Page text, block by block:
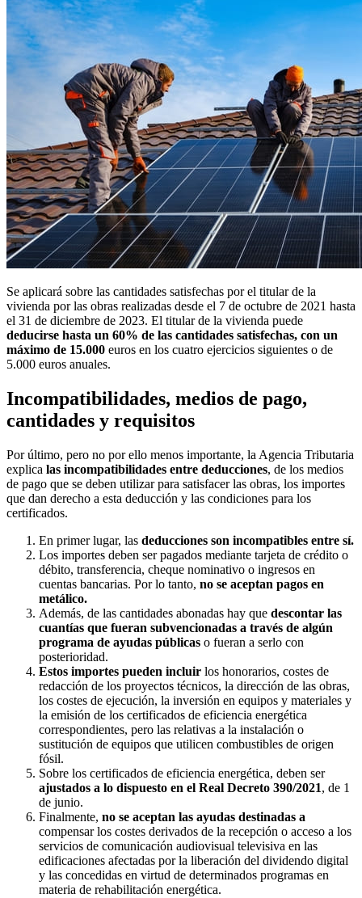
Se aplicará sobre las cantidades satisfechas por el titular de la
vivienda por las obras realizadas desde el 7 de octubre de 2021 hasta
el 31 de diciembre de 2023. El titular de la vivienda puede
deducirse hasta un 60% de las cantidades satisfechas, con un
máximo de 15.000 euros en los cuatro ejercicios siguientes o de
5.000 euros anuales.
Incompatibilidades, medios de pago,
cantidades y requisitos
Por último, pero no por ello menos importante, la Agencia Tributaria
explica las incompatibilidades entre deducciones, de los medios
de pago que se deben utilizar para satisfacer las obras, los importes
que dan derecho a esta deducción y las condiciones para los
certificados.
En primer lugar, las deducciones son incompatibles entre sí.
Los importes deben ser pagados mediante tarjeta de crédito o
débito, transferencia, cheque nominativo o ingresos en
cuentas bancarias. Por lo tanto, no se aceptan pagos en
metálico.
Además, de las cantidades abonadas hay que descontar las
cuantías que fueran subvencionadas a través de algún
programa de ayudas públicas o fueran a serlo con
posterioridad.
Estos importes pueden incluir los honorarios, costes de
redacción de los proyectos técnicos, la dirección de las obras,
los costes de ejecución, la inversión en equipos y materiales y
la emisión de los certificados de eficiencia energética
correspondientes, pero las relativas a la instalación o
sustitución de equipos que utilicen combustibles de origen
fósil.
Sobre los certificados de eficiencia energética, deben ser
ajustados a lo dispuesto en el Real Decreto 390/2021, de 1
de junio.
Finalmente, no se aceptan las ayudas destinadas a
compensar los costes derivados de la recepción o acceso a los
servicios de comunicación audiovisual televisiva en las
edificaciones afectadas por la liberación del dividendo digital
y las concedidas en virtud de determinados programas en
materia de rehabilitación energética.